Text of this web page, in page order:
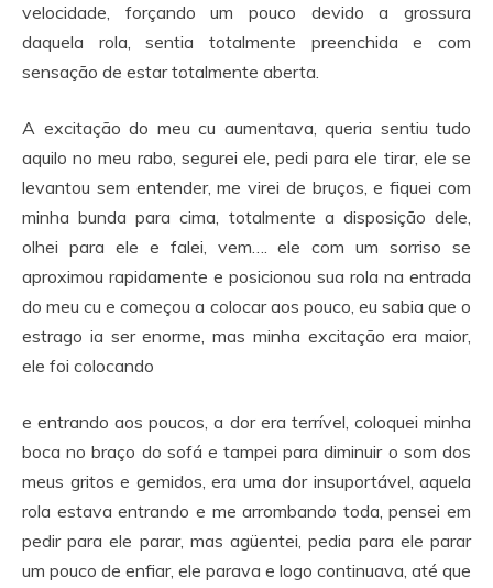
velocidade, forçando um pouco devido a grossura
daquela rola, sentia totalmente preenchida e com
sensação de estar totalmente aberta.
A excitação do meu cu aumentava, queria sentiu tudo
aquilo no meu rabo, segurei ele, pedi para ele tirar, ele se
levantou sem entender, me virei de bruços, e fiquei com
minha bunda para cima, totalmente a disposição dele,
olhei para ele e falei, vem…. ele com um sorriso se
aproximou rapidamente e posicionou sua rola na entrada
do meu cu e começou a colocar aos pouco, eu sabia que o
estrago ia ser enorme, mas minha excitação era maior,
ele foi colocando
e entrando aos poucos, a dor era terrível, coloquei minha
boca no braço do sofá e tampei para diminuir o som dos
meus gritos e gemidos, era uma dor insuportável, aquela
rola estava entrando e me arrombando toda, pensei em
pedir para ele parar, mas agüentei, pedia para ele parar
um pouco de enfiar, ele parava e logo continuava, até que